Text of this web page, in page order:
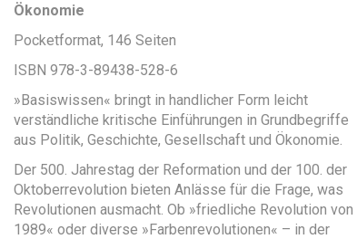
Ökonomie
Pocketformat, 146 Seiten
ISBN 978-3-89438-528-6
»Basiswissen« bringt in handlicher Form leicht
verständliche kritische Einführungen in Grundbegriffe
aus Politik, Geschichte, Gesellschaft und Ökonomie.
Der 500. Jahrestag der Reformation und der 100. der
Oktoberrevolution bieten Anlässe für die Frage, was
Revolutionen ausmacht. Ob »friedliche Revolution von
1989« oder diverse »Farbenrevolutionen« – in der